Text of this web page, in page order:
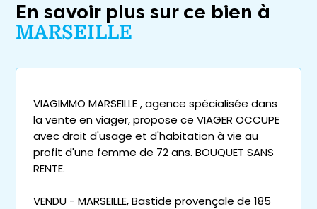
En savoir plus sur ce bien à
MARSEILLE
VIAGIMMO MARSEILLE , agence spécialisée dans
la vente en viager, propose ce VIAGER OCCUPE
avec droit d'usage et d'habitation à vie au
profit d'une femme de 72 ans. BOUQUET SANS
RENTE.
VENDU - MARSEILLE, Bastide provençale de 185